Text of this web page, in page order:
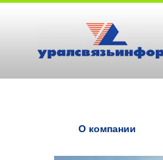
О компании